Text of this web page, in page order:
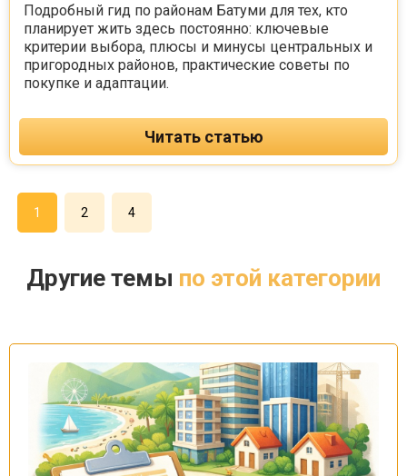
Подробный гид по районам Батуми для тех, кто
планирует жить здесь постоянно: ключевые
критерии выбора, плюсы и минусы центральных и
пригородных районов, практические советы по
покупке и адаптации.
Читать статью
1 2 4
Другие темы по этой категории